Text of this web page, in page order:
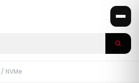
/ NVMe